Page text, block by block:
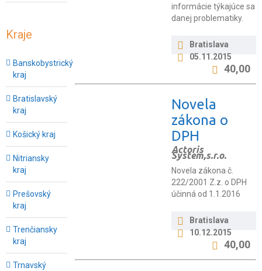
informácie týkajúce sa
danej problematiky.
Bratislava
05.11.2015
40,00
Novela
zákona o
DPH
Actoris
System,s.r.o.
Novela zákona č.
222/2001 Z.z. o DPH
účinná od 1.1.2016
Bratislava
10.12.2015
40,00
Kraje
Banskobystrický
kraj
Bratislavský
kraj
Košický kraj
Nitriansky
kraj
Prešovský
kraj
Trenčiansky
kraj
Trnavský